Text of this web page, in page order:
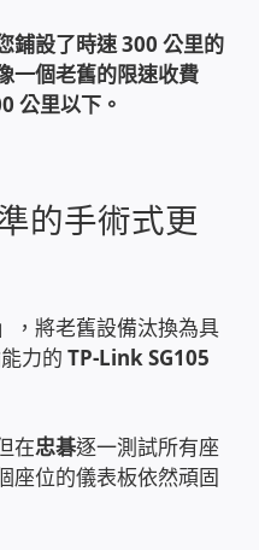
器
鋪設了時速 300 公里的
一個老舊的限速收費
公里以下。
的手術式更
，將老舊設備汰換為具
力的TP-Link SG105
在忠碁逐一測試所有座
座位的儀表板依然頑固